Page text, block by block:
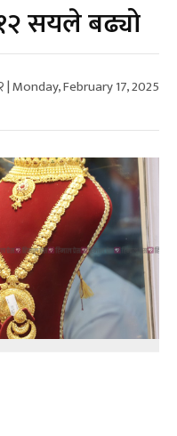
सयले बढ्यो
| Monday, February 17, 2025